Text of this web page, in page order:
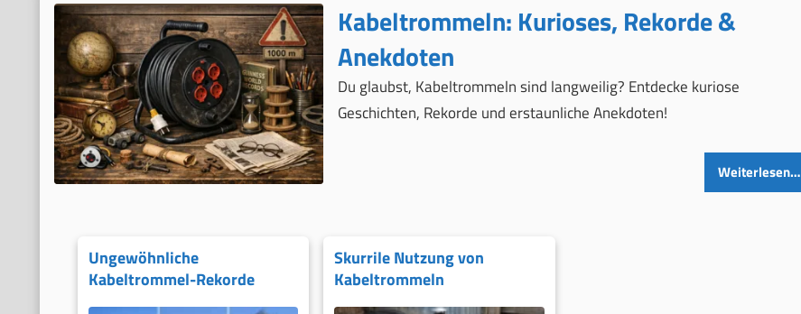
Kabeltrommeln: Kurioses, Rekorde &
Anekdoten
Du glaubst, Kabeltrommeln sind langweilig? Entdecke kuriose
Geschichten, Rekorde und erstaunliche Anekdoten!
Weiterlesen…
Ungewöhnliche
Kabeltrommel-Rekorde
weltweit
Skurrile Nutzung von
Kabeltrommeln